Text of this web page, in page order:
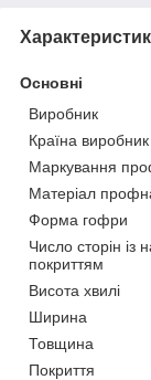
Основні
Виробник
Країна виробник
Маркування
Матеріал
Форма гофри
Число сторін із
покриттям
Висота хвилі
Ширина
Товщина
Покриття